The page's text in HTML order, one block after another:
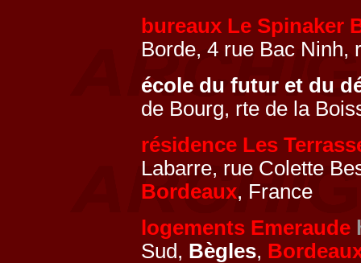
bureaux Le Spinaker
Borde, 4 rue Bac
école du futur et du
de Bourg, rte de la
résidence Les
Labarre, rue Colette
Bordeaux, France
logements Emeraude
Sud, Bègles,